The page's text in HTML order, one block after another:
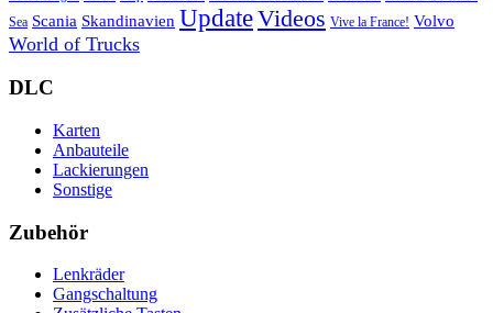
Sea Scania Skandinavien UpdateVideos Vive la France! Volvo
World of Trucks
DLC
Karten
Anbauteile
Lackierungen
Sonstige
Zubehör
Lenkräder
Gangschaltung